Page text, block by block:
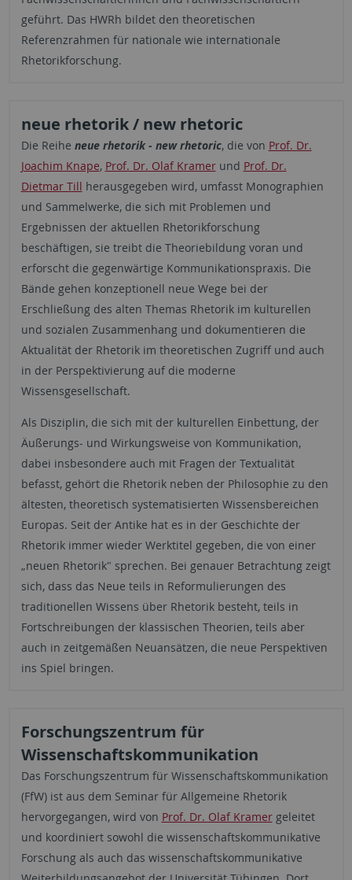
geführt. Das HWRh bildet den theoretischen
Referenzrahmen für nationale wie internationale
Rhetorikforschung.
neue rhetorik / new rhetoric
Die Reihe neue rhetorik - new rhetoric, die von Prof. Dr.
Joachim Knape, Prof. Dr. Olaf Kramerund Prof. Dr.
Dietmar Till herausgegeben wird, umfasst Monographien
und Sammelwerke, die sich mit Problemen und
Ergebnissen der aktuellen Rhetorikforschung
beschäftigen, sie treibt die Theoriebildung voran und
erforscht die gegenwärtige Kommunikationspraxis. Die
Bände gehen konzeptionell neue Wege bei der
Erschließung des alten Themas Rhetorik im kulturellen
und sozialen Zusammenhang und dokumentieren die
Aktualität der Rhetorik im theoretischen Zugriff und auch
in der Perspektivierung auf die moderne
Wissensgesellschaft.
Als Disziplin, die sich mit der kulturellen Einbettung, der
Äußerungs- und Wirkungsweise von Kommunikation,
dabei insbesondere auch mit Fragen der Textualität
befasst, gehört die Rhetorik neben der Philosophie zu den
ältesten, theoretisch systematisierten Wissensbereichen
Europas. Seit der Antike hat es in der Geschichte der
Rhetorik immer wieder Werktitel gegeben, die von einer
„neuen Rhetorik" sprechen. Bei genauer Betrachtung zeigt
sich, dass das Neue teils in Reformulierungen des
traditionellen Wissens über Rhetorik besteht, teils in
Fortschreibungen der klassischen Theorien, teils aber
auch in zeitgemäßen Neuansätzen, die neue Perspektiven
ins Spiel bringen.
Forschungszentrum für
Wissenschaftskommunikation
Das Forschungszentrum für Wissenschaftskommunikation
(FfW) ist aus dem Seminar für Allgemeine Rhetorik
hervorgegangen, wird von Prof. Dr. Olaf Kramergeleitet
und koordiniert sowohl die wissenschaftskommunikative
Forschung als auch das wissenschaftskommunikative